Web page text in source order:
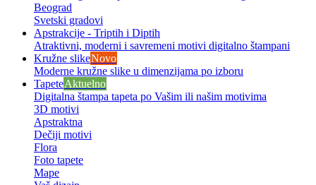
Beograd
Svetski gradovi
Apstrakcije - Triptih i Diptih
Atraktivni, moderni i savremeni motivi digitalno štampani
Kružne slikeNovo
Moderne kružne slike u dimenzijama po izboru
TapeteAktuelno
Digitalna štampa tapeta po Vašim ili našim motivima
3D motivi
Apstraktna
Dečiji motivi
Flora
Foto tapete
Mape